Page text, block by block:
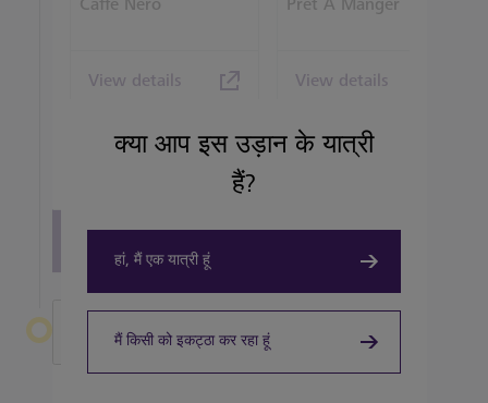
Caffè Nero
View details
Pret A Manger
View details
हीथ्रो छोड़ना
क्या आप इस उड़ान के यात्री
हैं?
हां, मैं एक यात्री हूं
मैं किसी को इकट्ठा कर रहा हूं